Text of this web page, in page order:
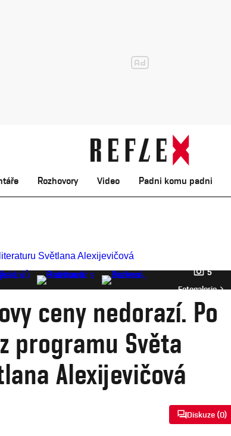
Rozhovory Video Padni komu padni
5
Fotogalerie
ceny nedorazí. Po
programu Světa
Alexijevičová
Diskuze (0)